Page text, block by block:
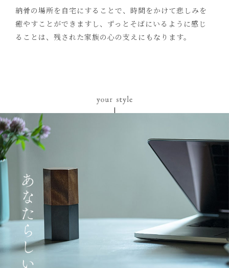
納骨の場所を自宅にすることで、時間をかけて悲しみを
癒やすことができますし、ずっとそばにいるように感じ
ることは、残された家族の心の支えにもなります。